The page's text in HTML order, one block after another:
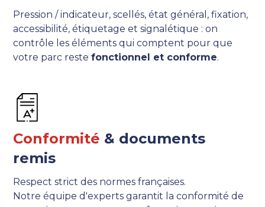
Pression / indicateur, scellés, état général, fixation,
accessibilité, étiquetage et signalétique : on
contrôle les éléments qui comptent pour que
votre parc restefonctionnel et conforme.
Conformité & documents
remis
Respect strict des normes françaises.
Notre équipe d'experts garantit la conformité de